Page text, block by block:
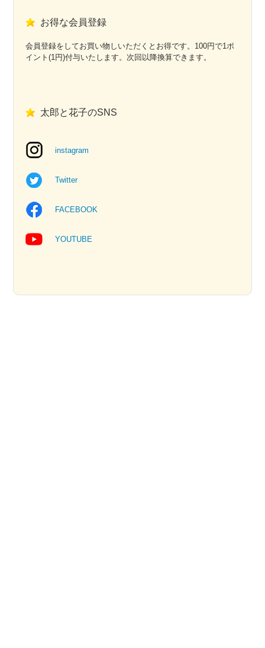
お得な会員登録
会員登録をしてお買い物しいただくとお得です。100円で1ポ
イント(1円)付与いたします。次回以降換算できます。
太郎と花子のSNS
instagram
Twitter
FACEBOOK
YOUTUBE